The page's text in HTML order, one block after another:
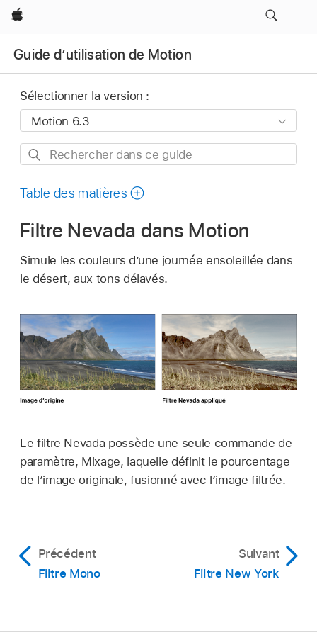
Apple
Guide d’utilisation de Motion
Sélectionner la version :
Rechercher
ce
Table des matières
Filtre Nevada dans Motion
Simule les couleurs d’une journée ensoleillée dans
le désert, aux tons délavés.
Le filtre Nevada possède une seule commande de
paramètre, Mixage, laquelle définit le pourcentage
de l’image originale, fusionné avec l’image filtrée.
Précédent
Filtre Mono
Suivant
Filtre New York